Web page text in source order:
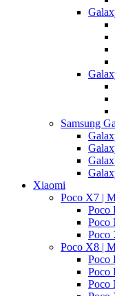
Samsung
Xiaomi
Poco X7 |
Poco
Poco
Poco
Poco X8 |
Poco
Poco
Poco